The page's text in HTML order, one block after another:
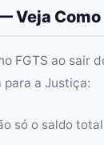
Veja Como
ao sair
para a Justiça:
só o saldo